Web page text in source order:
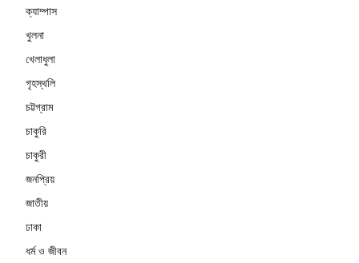
ক্যাম্পাস
খুলনা
খেলাধুলা
গৃহস্থলি
চট্টগ্রাম
চাকুরি
চাকুরী
জনপ্রিয়
জাতীয়
ঢাকা
ধর্ম ও জীবন